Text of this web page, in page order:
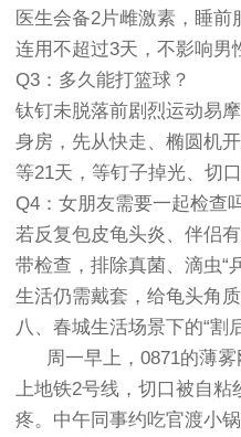
医生会备2片雌激素，睡前
连用不超过3天，不影响男
Q3：多久能打篮球？
钛钉未脱落前剧烈运动易
身房，先从快走、椭圆机
等21天，等钉子掉光、切
Q4：女朋友需要一起检查
若反复包皮龟头炎、伴侣
带检查，排除真菌、滴虫“
生活仍需戴套，给龟头角质
八、春城生活场景下的“割
周一早上，0871的薄
上地铁2号线，切口被自粘
疼。中午同事约吃官渡小